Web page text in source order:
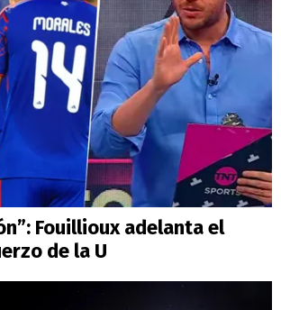
Fouillioux adelanta el
de la U